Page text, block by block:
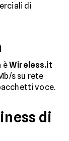
di
èWireless.it
s su rete
voce.
di